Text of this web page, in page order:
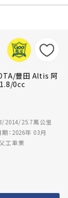
豐田 Altis 阿
0cc
/2014/25.7萬公里
：2026年 03月
工車業